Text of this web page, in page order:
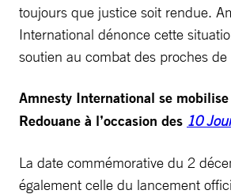
toujours que justice soit rendue.
International dénonce cette
soutien au combat des proches de
Amnesty International se
Redouane à l’occasion des 10
La date commémorative du 2
également celle du lancement